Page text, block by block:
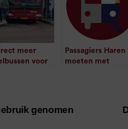
meer
voor
Passagiers Haren
moeten met
genomen